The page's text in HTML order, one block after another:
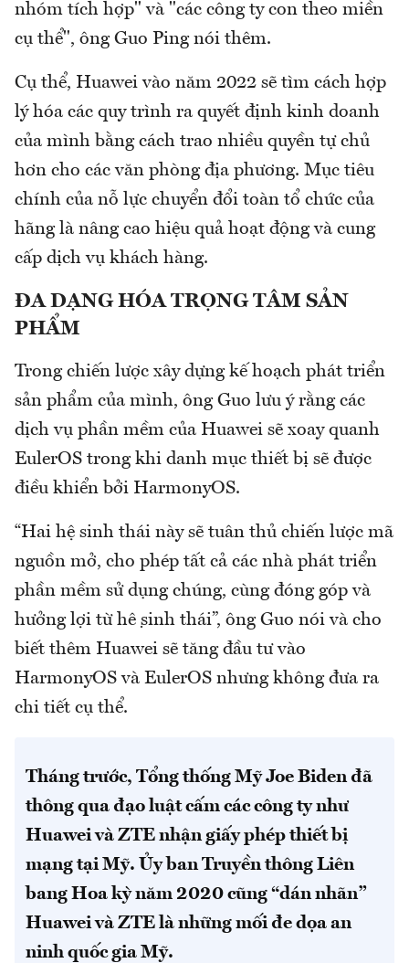
nhóm tích hợp" và "các công ty con theo miền
cụ thể", ông Guo Ping nói thêm.
Cụ thể, Huawei vào năm 2022 sẽ tìm cách hợp
lý hóa các quy trình ra quyết định kinh doanh
của mình bằng cách trao nhiều quyền tự chủ
hơn cho các văn phòng địa phương. Mục tiêu
chính của nỗ lực chuyển đổi toàn tổ chức của
hãng là nâng cao hiệu quả hoạt động và cung
cấp dịch vụ khách hàng.
ĐA DẠNG HÓA TRỌNG TÂM SẢN
PHẨM
Trong chiến lược xây dựng kế hoạch phát triển
sản phẩm của mình, ông Guo lưu ý rằng các
dịch vụ phần mềm của Huawei sẽ xoay quanh
EulerOS trong khi danh mục thiết bị sẽ được
điều khiển bởi HarmonyOS.
“Hai hệ sinh thái này sẽ tuân thủ chiến lược mã
nguồn mở, cho phép tất cả các nhà phát triển
phần mềm sử dụng chúng, cùng đóng góp và
hưởng lợi từ hệ sinh thái”, ông Guo nói và cho
biết thêm Huawei sẽ tăng đầu tư vào
HarmonyOS và EulerOS nhưng không đưa ra
chi tiết cụ thể.
Tháng trước, Tổng thống Mỹ Joe Biden đã
thông qua đạo luật cấm các công ty như
Huawei và ZTE nhận giấy phép thiết bị
mạng tại Mỹ. Ủy ban Truyền thông Liên
bang Hoa kỳ năm 2020 cũng “dán nhãn”
Huawei và ZTE là những mối đe dọa an
ninh quốc gia Mỹ.